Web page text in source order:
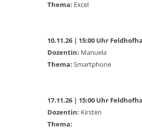
Thema: Excel
10.11.26 | 15:00 Uhr
Dozentin: Manuela
Thema: Smartphone
17.11.26 | 15:00 Uhr
Dozentin: Kirsten
Thema: